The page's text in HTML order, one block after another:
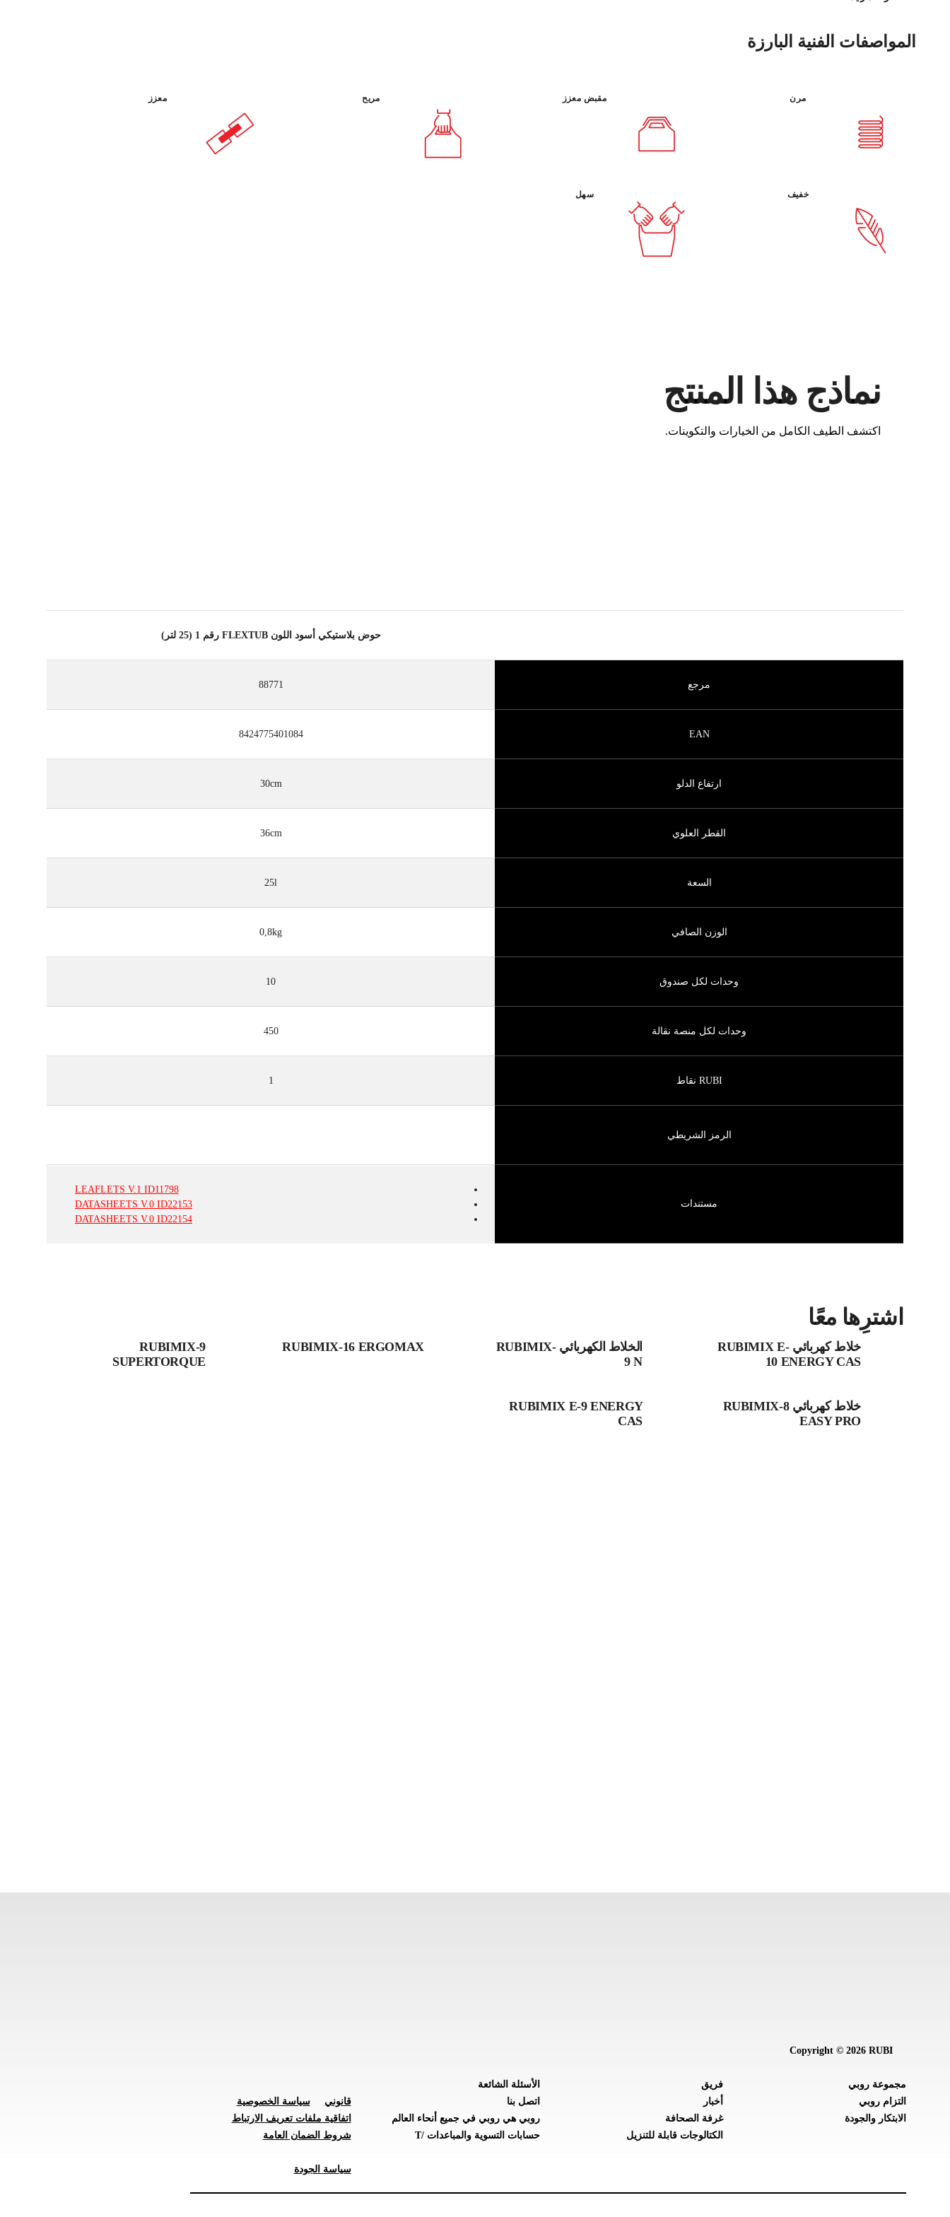
المواصفات الفنية البارزة
مرن مقبض معزز مريح معزز
خفيف سهل
نماذج هذا المنتج
اكتشف الطيف الكامل من الخيارات والتكوينات.
حوض بلاستيكي أسود اللون FLEXTUB رقم 1 (25 لتر)
مرجع 88771
EAN
8424775401084
ارتفاع الدلو 30cm
القطر العلوي 36cm
السعة 25l
الوزن الصافي 0,8kg
وحدات لكل صندوق 10
وحدات لكل منصة نقالة 450
RUBI نقاط 1
الرمز الشريطي
مستندات
LEAFLETS V.1 ID11798
DATASHEETS V.0 ID22153
DATASHEETS V.0 ID22154
اشترِها معًا
خلاط كهربائي RUBIMIX E-
10 ENERGY CAS
الخلاط الكهربائي RUBIMIX-
9 N
RUBIMIX-16 ERGOMAX
RUBIMIX-9
SUPERTORQUE
خلاط كهربائي RUBIMIX-8
EASY PRO
RUBIMIX E-9 ENERGY
CAS
Copyright © 2026 RUBI
مجموعة روبي
التزام روبي
الابتكار والجودة
فريق
أخبار
غرفة الصحافة
الكتالوجات قابلة للتنزيل
الأسئلة الشائعة
اتصل بنا
روبي هي روبي في جميع أنحاء العالم
حسابات التسوية والمباعدات /T
قانوني
سياسة الخصوصية
اتفاقية ملفات تعريف الارتباط
شروط الضمان العامة
سياسة الجودة